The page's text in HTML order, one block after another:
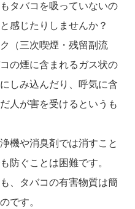
タバコを吸っていないの
感じたりしませんか？
（三次喫煙・残留副流
の煙に含まれるガス状の
しみ込んだり、呼気に含
人が害を受けるというも
機や消臭剤では消すこと
防ぐことは困難です。
、タバコの有害物質は簡
です。